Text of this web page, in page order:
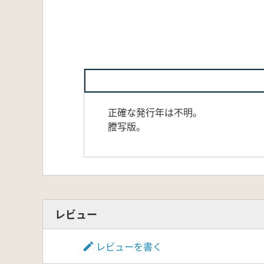
正確な発行年は不明。
謄写版。
レビュー
レビューを書く